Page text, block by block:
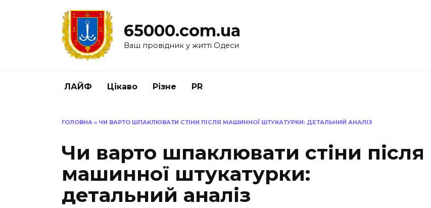
65000.com.ua
Ваш провідник у житті Одеси
ЛАЙФ Цікаво Різне PR
ГОЛОВНА » ЧИ ВАРТО ШПАКЛЮВАТИ СТІНИ ПІСЛЯ МАШИННОЇ ШТУКАТУРКИ: ДЕТАЛЬНИЙ АНАЛІЗ
Чи варто шпаклювати стіни після
машинної штукатурки:
детальний аналіз